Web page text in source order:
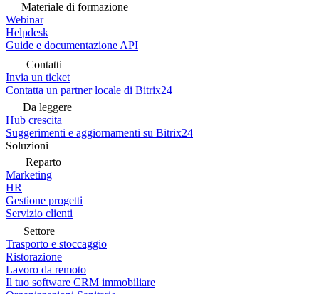
Materiale di formazione
Webinar
Helpdesk
Guide e documentazione API
Contatti
Invia un ticket
Contatta un partner locale di Bitrix24
Da leggere
Hub crescita
Suggerimenti e aggiornamenti su Bitrix24
Soluzioni
Reparto
Marketing
HR
Gestione progetti
Servizio clienti
Settore
Trasporto e stoccaggio
Ristorazione
Lavoro da remoto
Il tuo software CRM immobiliare